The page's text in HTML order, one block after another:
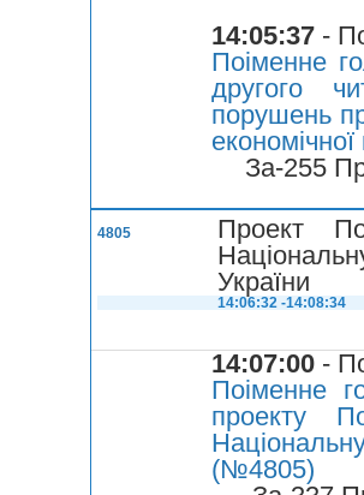
14:05:37 -
Поіменне
другого
порушень
За-255
4805
Проект
України
14:06:32 -14:08:34
14:07:00 -
Поіменне
проекту
(№4805)